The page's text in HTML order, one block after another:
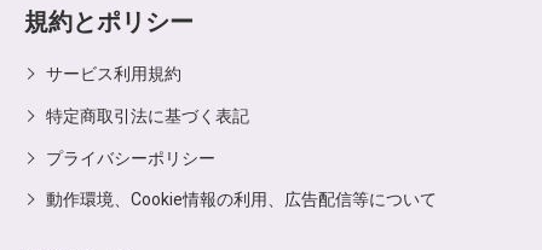
規約とポリシー
サービス利用規約
特定商取引法に基づく表記
プライバシーポリシー
動作環境、Cookie情報の利用、広告配信等について